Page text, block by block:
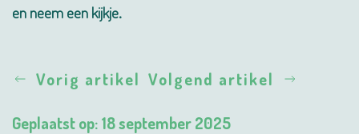
en neem een kijkje.
Vorig artikel Volgend artikel
Geplaatst op: 18 september 2025